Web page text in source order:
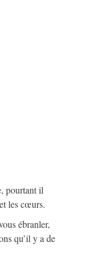
pourtant il
les cœurs.
ébranler,
qu’il y a de